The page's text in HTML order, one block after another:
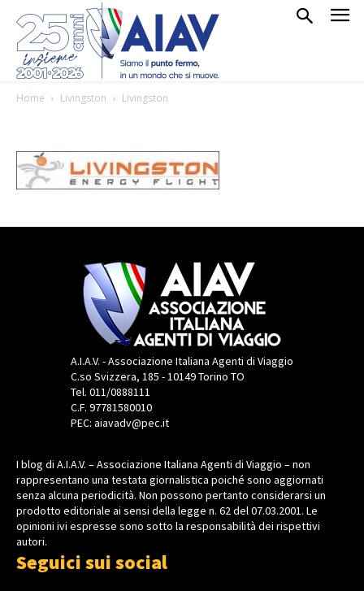
Home Livingston Livingston
A.I.A.V. - Associazione Italiana Agenti di Viaggio
C.so Svizzera, 185 - 10149 Torino TO
Tel. 011/0888111
C.F. 97781580010
PEC: aiavadv@pec.it
I blog di A.I.A.V. – Associazione Italiana Agenti di Viaggio – non
rappresentano una testata giornalistica poiché sono aggiornati
senza alcuna periodicità. Non possono pertanto considerarsi un
prodotto editoriale ai sensi della legge n. 62 del 07.03.2001. Le
opinioni ivi espresse sono sotto la responsabilità dei rispettivi
autori.
Seguici sui social